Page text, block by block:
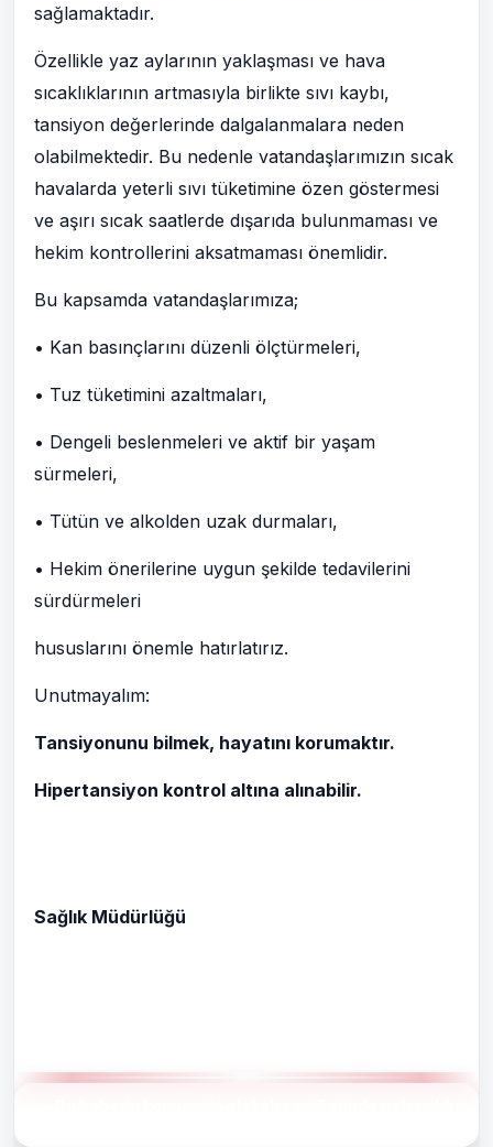
sağlamaktadır.
Özellikle yaz aylarının yaklaşması ve hava
sıcaklıklarının artmasıyla birlikte sıvı kaybı,
tansiyon değerlerinde dalgalanmalara neden
olabilmektedir. Bu nedenle vatandaşlarımızın sıcak
havalarda yeterli sıvı tüketimine özen göstermesi
ve aşırı sıcak saatlerde dışarıda bulunmaması ve
hekim kontrollerini aksatmaması önemlidir.
Bu kapsamda vatandaşlarımıza;
• Kan basınçlarını düzenli ölçtürmeleri,
• Tuz tüketimini azaltmaları,
• Dengeli beslenmeleri ve aktif bir yaşam
sürmeleri,
• Tütün ve alkolden uzak durmaları,
• Hekim önerilerine uygun şekilde tedavilerini
sürdürmeleri
hususlarını önemle hatırlatırız.
Unutmayalım:
Tansiyonunu bilmek, hayatını korumaktır.
Hipertansiyon kontrol altına alınabilir.
Sağlık Müdürlüğü